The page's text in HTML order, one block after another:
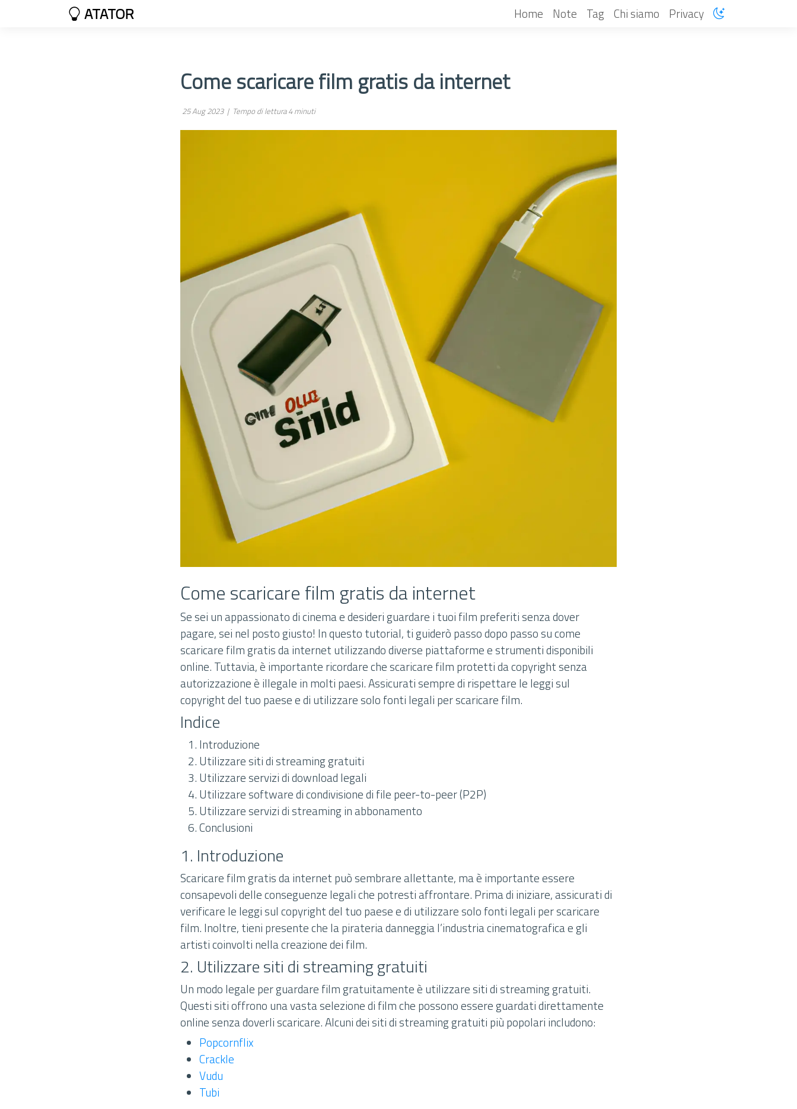
ATATOR Home Note Tag Chi siamo Privacy
Come scaricare film gratis da internet
25 Aug 2023 | Tempo di lettura 4 minuti
Come scaricare film gratis da internet
Se sei un appassionato di cinema e desideri guardare i tuoi film preferiti senza dover
pagare, sei nel posto giusto! In questo tutorial, ti guiderò passo dopo passo su come
scaricare film gratis da internet utilizzando diverse piattaforme e strumenti disponibili
online. Tuttavia, è importante ricordare che scaricare film protetti da copyright senza
autorizzazione è illegale in molti paesi. Assicurati sempre di rispettare le leggi sul
copyright del tuo paese e di utilizzare solo fonti legali per scaricare film.
Indice
Introduzione
Utilizzare siti di streaming gratuiti
Utilizzare servizi di download legali
Utilizzare software di condivisione di file peer-to-peer (P2P)
Utilizzare servizi di streaming in abbonamento
Conclusioni
1. Introduzione
Scaricare film gratis da internet può sembrare allettante, ma è importante essere
consapevoli delle conseguenze legali che potresti affrontare. Prima di iniziare, assicurati di
verificare le leggi sul copyright del tuo paese e di utilizzare solo fonti legali per scaricare
film. Inoltre, tieni presente che la pirateria danneggia l’industria cinematografica e gli
artisti coinvolti nella creazione dei film.
2. Utilizzare siti di streaming gratuiti
Un modo legale per guardare film gratuitamente è utilizzare siti di streaming gratuiti.
Questi siti offrono una vasta selezione di film che possono essere guardati direttamente
online senza doverli scaricare. Alcuni dei siti di streaming gratuiti più popolari includono:
Popcornflix
Crackle
Vudu
Tubi